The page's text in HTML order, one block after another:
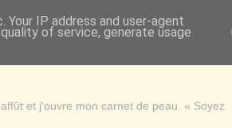
et j'ouvre mon carnet de peau. « Soyez
IP address and user-agent
of service, generate usage